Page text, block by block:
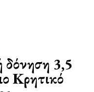
δόνηση 3,5
Κρητικό